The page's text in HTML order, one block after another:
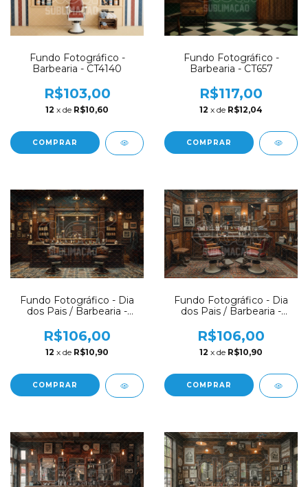
Fundo Fotográfico -
Barbearia - CT4140
R$103,00
12 x de R$10,60
COMPRAR
Fundo Fotográfico -
Barbearia - CT657
R$117,00
12 x de R$12,04
COMPRAR
Fundo Fotográfico - Dia
dos Pais / Barbearia -
R$106,00
12 x de R$10,90
COMPRAR
Fundo Fotográfico - Dia
dos Pais / Barbearia -
R$106,00
12 x de R$10,90
COMPRAR